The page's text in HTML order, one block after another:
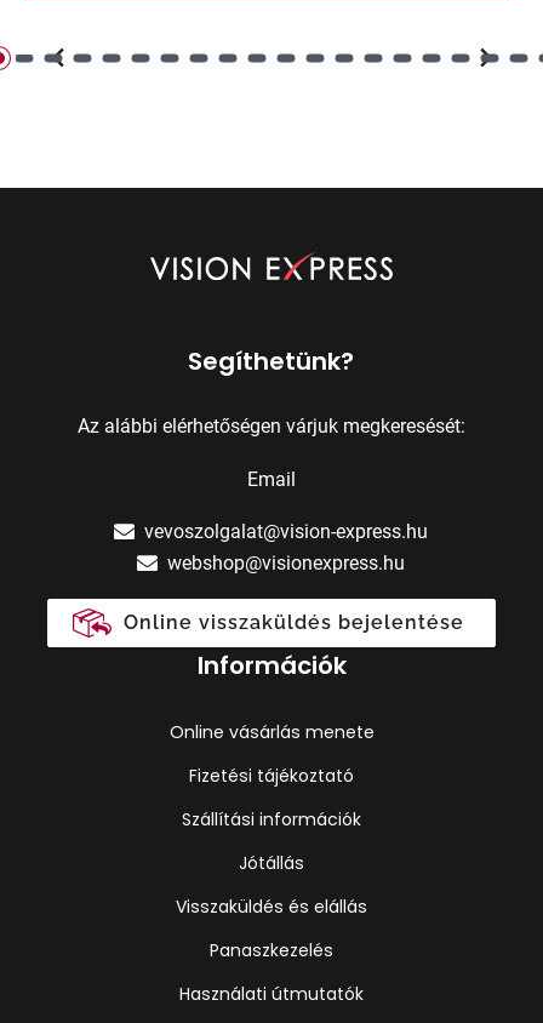
Segíthetünk?
Az alábbi elérhetőségen várjuk megkeresését:
Email
vevoszolgalat@vision-express.hu
webshop@visionexpress.hu
Online visszaküldés bejelentése
Információk
Online vásárlás menete
Fizetési tájékoztató
Szállítási információk
Jótállás
Visszaküldés és elállás
Panaszkezelés
Használati útmutatók